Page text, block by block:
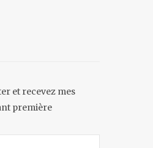
et recevez mes
première